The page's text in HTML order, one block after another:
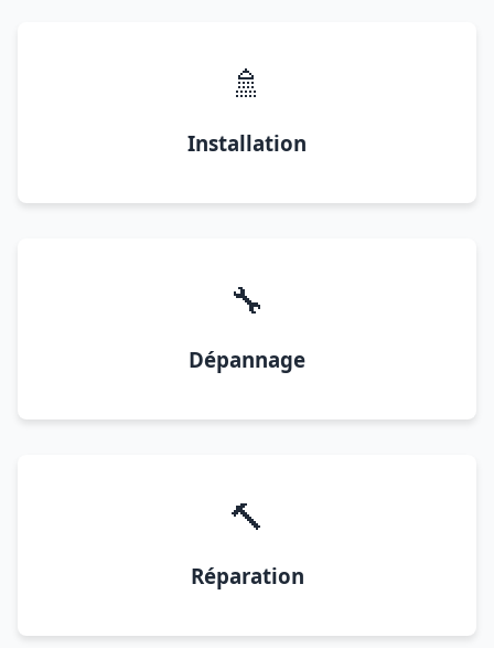
🚿
Installation
🔧
Dépannage
🔨
Réparation